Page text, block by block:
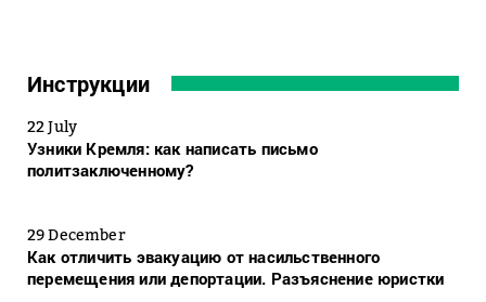
Инструкции
22 July
Узники Кремля: как написать письмо
политзаключенному?
29 December
Как отличить эвакуацию от насильственного
перемещения или депортации. Разъяснение юристки